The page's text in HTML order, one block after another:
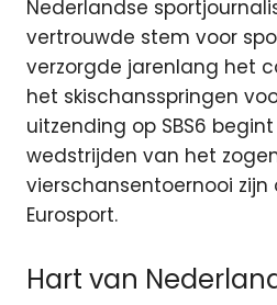
Nederlandse
vertrouwde stem voor
verzorgde jarenlang het
het skischansspringen
uitzending op SBS6 begint
wedstrijden van het
vierschansentoernooi zijn
Eurosport.
Hart van